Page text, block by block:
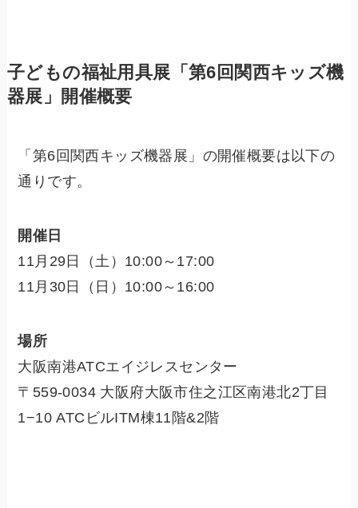
子どもの福祉用具展「第6回関西キッズ機
器展」開催概要
「第6回関西キッズ機器展」の開催概要は以下の
通りです。
開催日
11月29日（土）10:00～17:00
11月30日（日）10:00～16:00
場所
大阪南港ATCエイジレスセンター
〒559-0034 大阪府大阪市住之江区南港北2丁目
1−10 ATCビルITM棟11階&2階